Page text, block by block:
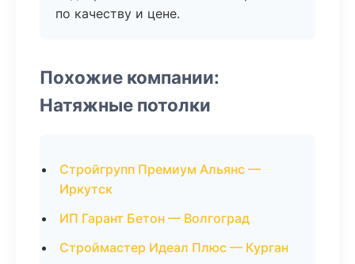
по качеству и цене.
Похожие компании:
Натяжные потолки
Стройгрупп Премиум Альянс —
Иркутск
ИП Гарант Бетон — Волгоград
Строймастер Идеал Плюс — Курган